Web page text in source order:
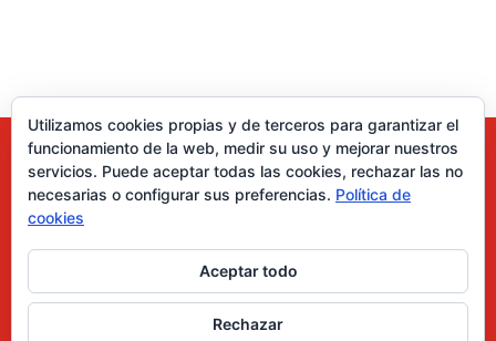
0 elementos
Utilizamos cookies propias y de terceros para garantizar el
funcionamiento de la web, medir su uso y mejorar nuestros
servicios. Puede aceptar todas las cookies, rechazar las no
necesarias o configurar sus preferencias. Política de
cookies
Aceptar todo
Rechazar